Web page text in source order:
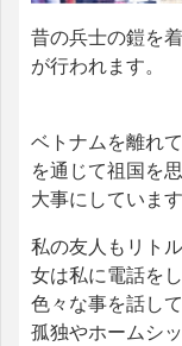
昔の兵士の鎧を
が行われます。
ベトナムを離れ
を通じて祖国を
大事にしています
私の友人もリト
女は私に電話を
色々な事を話し
孤独やホームシ